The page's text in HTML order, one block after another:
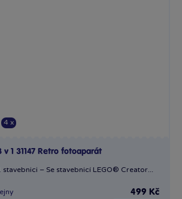
4 x
v 1 31147 Retro fotoaparát
stavebnici – Se stavebnicí LEGO® Creator...
499 Kč